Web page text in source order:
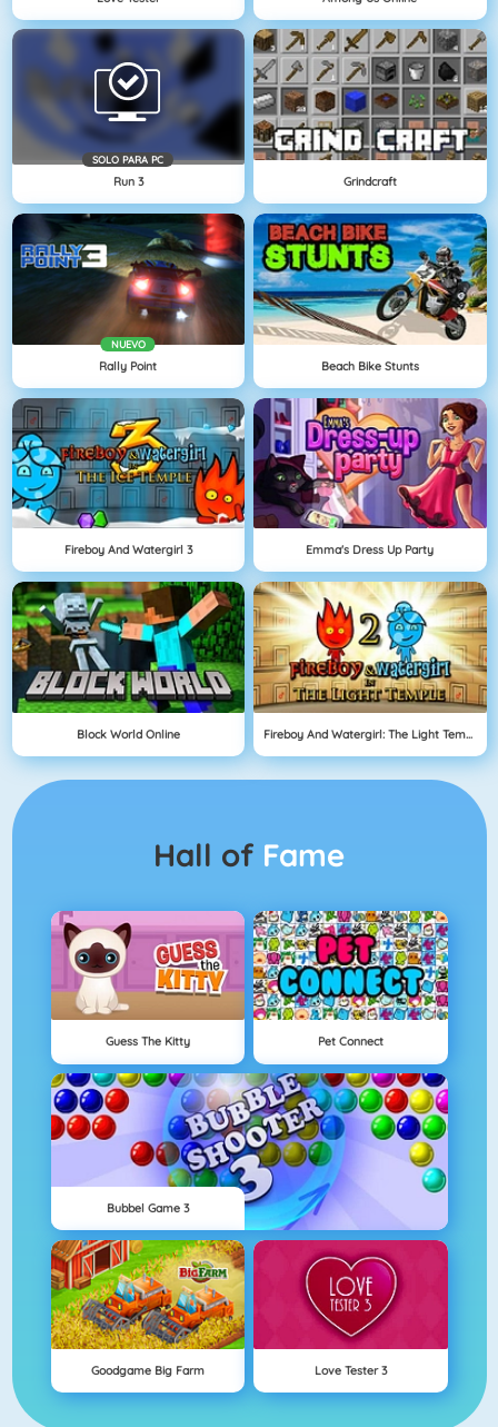
SOLO PARA PC
Run 3 Grindcraft
NUEVO
Rally Point Beach Bike Stunts
Fireboy And Watergirl 3 Emma's Dress Up Party
Block World Online Fireboy And Watergirl: The Light Temple
Hall of Fame
Guess The Kitty Pet Connect
Bubbel Game 3
Goodgame Big Farm Love Tester 3